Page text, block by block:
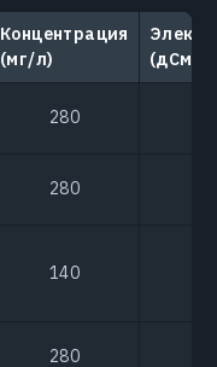
Концентрация
(мг/л)
(дСм/
280
280
140
280